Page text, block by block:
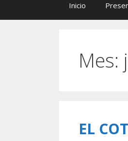
Inicio
Mes:
EL